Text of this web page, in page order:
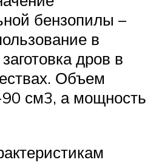
бензопилы –
в
дров в
Объем
90 см3, а мощность